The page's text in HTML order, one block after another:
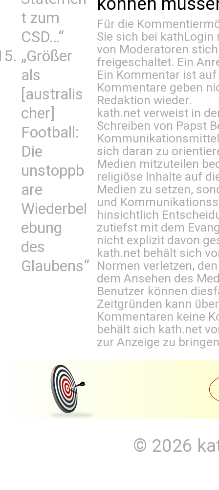
t zum
CSD…“
„Größer
als
[australis
cher]
Football:
Die
unstoppb
are
Wiederbel
ebung
des
Glaubens“
Für die
Sie sich bei kathLogin
von Moderatoren
freigeschaltet. Ein
Ein Kommentar ist
Kommentare geben
Redaktion wieder.
kath.net verweist in
Schreiben von Papst
sich daran zu
Medien mitzuteilen
religiöse Inhalte auf
Medien zu setzen,
und
hinsichtlich
zutiefst mit dem
nicht explizit davon
kath.net behält sich
Normen verletzen,
dem Ansehen des
Benutzer können
Zeitgründen kann
Kommentaren keine
behält sich kath.net
zur Anzeige zu
© 2026